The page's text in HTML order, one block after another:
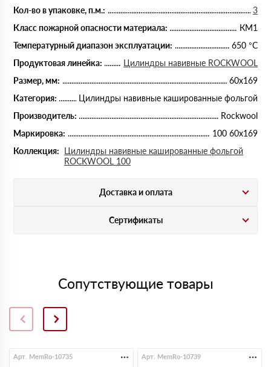
Кол-во в упаковке, п.м.:
3
Класс пожарной опасности материала:
КМ1
Температурный диапазон эксплуатации:
650 °С
Продуктовая линейка:
Цилиндры навивные ROCKWOOL
Размер, мм:
60х169
Категория:
Цилиндры навивные кашированные фольгой
Производитель:
Rockwool
Маркировка:
100 60х169
Коллекция: Цилиндры навивные кашированные фольгой
ROCKWOOL 100
Доставка и оплата
Сертификаты
Сопутствующие товары
Арт. MemRo-10735 Арт. MemRo-10739